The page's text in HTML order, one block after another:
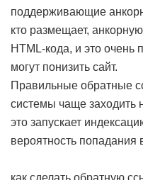
поддерживающие
кто размещает,
HTML-кода, и это очень
могут понизить сайт.
Правильные обратные
системы чаще заходить
это запускает
вероятность попадания
как сделать обратную